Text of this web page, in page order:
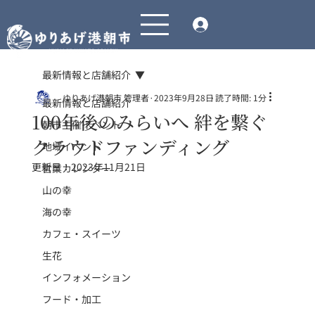
最新情報と店舗紹介
朝市主催イベント
地域イベント
営業カレンダー
山の幸
海の幸
カフェ・スイーツ
生花
インフォメーション
フード・加工
最新情報と店舗紹介
100年後のみらいへ 絆を繋ぐ
クラウドファンディング
ゆりあげ港朝市 管理者 2023年9月28日読了時間: 1分
更新日：2023年11月21日